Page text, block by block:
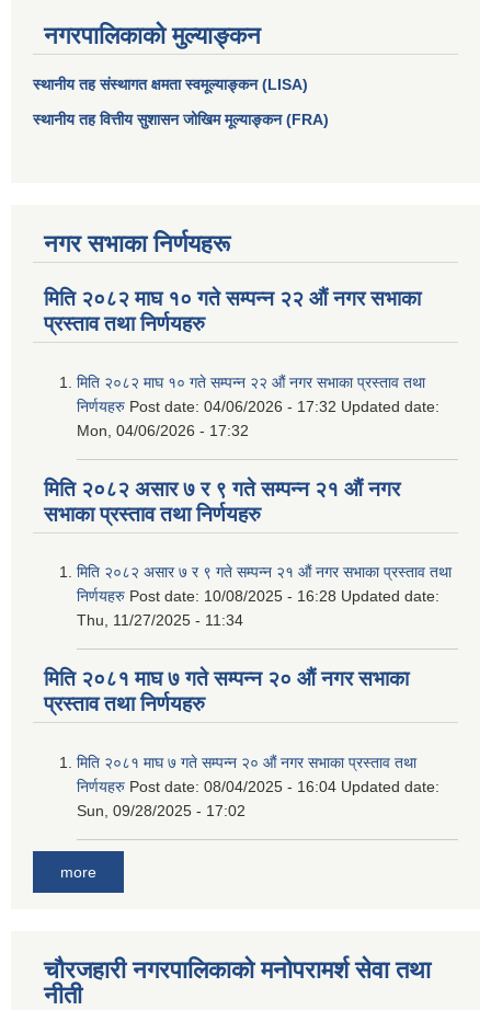
नगरपालिकाको मुल्याङ्कन
स्थानीय तह संस्थागत क्षमता स्वमूल्याङ्कन (LISA)
स्थानीय तह वित्तीय सुशासन जोखिम मूल्याङ्कन (FRA)
नगर सभाका निर्णयहरू
मिति २०८२ माघ १० गते सम्पन्न २२ औं नगर सभाका
प्रस्ताव तथा निर्णयहरु
मिति २०८२ माघ १० गते सम्पन्न २२ औं नगर सभाका प्रस्ताव तथा
निर्णयहरु Post date: 04/06/2026 - 17:32 Updated date:
Mon, 04/06/2026 - 17:32
मिति २०८२ असार ७ र ९ गते सम्पन्न २१ औं नगर
सभाका प्रस्ताव तथा निर्णयहरु
मिति २०८२ असार ७ र ९ गते सम्पन्न २१ औं नगर सभाका प्रस्ताव तथा
निर्णयहरु Post date: 10/08/2025 - 16:28 Updated date:
Thu, 11/27/2025 - 11:34
मिति २०८१ माघ ७ गते सम्पन्न २० औं नगर सभाका
प्रस्ताव तथा निर्णयहरु
मिति २०८१ माघ ७ गते सम्पन्न २० औं नगर सभाका प्रस्ताव तथा
निर्णयहरु Post date: 08/04/2025 - 16:04 Updated date:
Sun, 09/28/2025 - 17:02
more
चौरजहारी नगरपालिकाको मनोपरामर्श सेवा तथा
नीती